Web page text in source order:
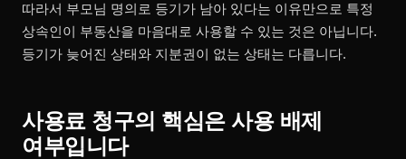
따라서 부모님 명의로 등기가 남아 있다는 이유만으로 특정
상속인이 부동산을 마음대로 사용할 수 있는 것은 아닙니다.
등기가 늦어진 상태와 지분권이 없는 상태는 다릅니다.
사용료 청구의 핵심은 사용 배제
여부입니다